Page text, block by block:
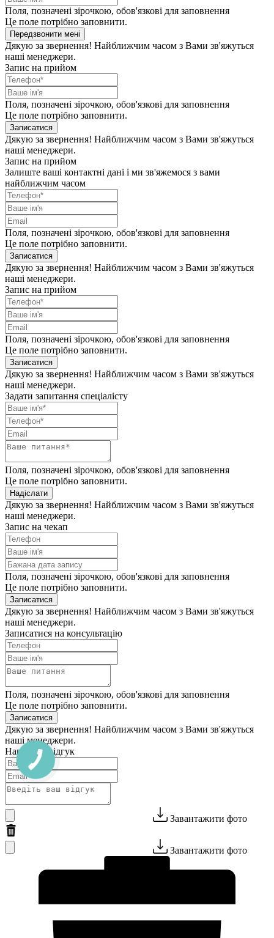
Поля, позначені зірочкою, обов'язкові для заповнення
Це поле потрібно заповнити.
Передзвонити мені
Дякую за звернення! Найближчим часом з Вами зв'яжуться
наші менеджери.
Запис на прийом
Поля, позначені зірочкою, обов'язкові для заповнення
Це поле потрібно заповнити.
Записатися
Дякую за звернення! Найближчим часом з Вами зв'яжуться
наші менеджери.
Запис на прийом
Залиште ваші контактні дані і ми зв'яжемося з вами
найближчим часом
Поля, позначені зірочкою, обов'язкові для заповнення
Це поле потрібно заповнити.
Записатися
Дякую за звернення! Найближчим часом з Вами зв'яжуться
наші менеджери.
Запис на прийом
Поля, позначені зірочкою, обов'язкові для заповнення
Це поле потрібно заповнити.
Записатися
Дякую за звернення! Найближчим часом з Вами зв'яжуться
наші менеджери.
Задати запитання спеціалісту
Поля, позначені зірочкою, обов'язкові для заповнення
Це поле потрібно заповнити.
Надіслати
Дякую за звернення! Найближчим часом з Вами зв'яжуться
наші менеджери.
Запис на чекап
Поля, позначені зірочкою, обов'язкові для заповнення
Це поле потрібно заповнити.
Записатися
Дякую за звернення! Найближчим часом з Вами зв'яжуться
наші менеджери.
Записатися на консультацію
Поля, позначені зірочкою, обов'язкові для заповнення
Це поле потрібно заповнити.
Записатися
Дякую за звернення! Найближчим часом з Вами зв'яжуться
наші менеджери.
Написати відгук
Завантажити фото
Завантажити фото